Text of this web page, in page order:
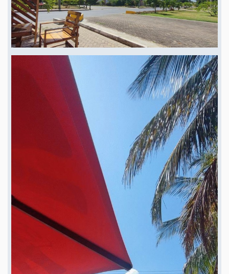
compte de nombreuses attractions touristiques, dont Mamba Village (la
plus grande ferme de crocodiles d'Afrique), le Nyali Golf Club, le temple
hindou de Dwarikadham, les grottes de Lord Shiva Gombeshwar, plusieurs
consulats étrangers et quelques-unes des institutions académiques les plus
renommées de la région côtière. ➤ Nyali est connue pour son potentiel
touristique, grâce à ses eaux calmes, ses possibilités d'hébergement et son
littoral de plages de sable protégées par un récif corallien très apprécié des
plongeurs. Elle fait partie de la réserve marine de Mombasa, gérée par le
Kenya Wildlife Service. ➤ Nyali abrite également de nombreux hôtels de
luxe (Sai Rock Hotel & Spa, Sarova Whitesands, Nyali Beach Resort, Voyager
Hotel, Reef Hotel, Mombasa Beach Hotel) sur presque toute la côte, en
alternance avec des hôtels plus abordables (Backpackers Hotel) et offrant de
nombreuses possibilités de divertissement et d'activités (beach-volley,
planche à voile, plongée sous-marine, kitesurf, jet ski et voile). ➤ Outre les
nombreux magasins et centres commerciaux, Mombasa dispose également
d'un cinéma Cinemaxx et, plus récemment, du China Square. ➤
Nyali/Mombasa est une ville en plein essor. Conditions climatiques : A
Nyali/Mombasa, il règne un climat tropical humide et sec toute l'année. ➤
Mombasa se trouve à proximité immédiate de l'équateur et ne connaît
donc que de faibles variations de température au fil des saisons ; pas de
tempêtes ni même de tornades, car à l'équateur, la terre tourne et ne peut
donc pas générer de tempêtes ou de tornades. Les températures se
situent autour de 28-30 degrés Celsius le jour et 24 degrés Celsius la nuit,
ce qui est très agréable, d'autant plus qu'un léger vent souffle en
permanence depuis la côte. ➤ S'il pleut une fois, ce ne sera pas plus de deux
heures - ensuite, le ciel s'éclaircira et le soleil brillera. ➤ Comme dans le
reste du monde, le changement climatique pose également des défis au
Kenya : L'érosion côtière est également devenue un problème pour les
infrastructures à Mombasa. En raison de l'élévation du niveau de la mer, la
côte s'érode de 2,5 à 20 cm par an. ➤ L'appartement n'est pas situé
directement sur la côte, mais il est très central, à quelques minutes de la
côte et entouré de palmiers, d'arbres Ashoka et d'espaces verts bien
entretenus par des voisins an, avec sagesse. Appartement à vendre à
Mombasa Kenya95707 Nyali, Mombasa, KRA ROAD, Links Road, Kenya, pas
directement sur la côte, mais très central, à quelques minutes de la côte et
entouré de palmiers, d´arbres Ashoka et d´espaces verts bien entretenus